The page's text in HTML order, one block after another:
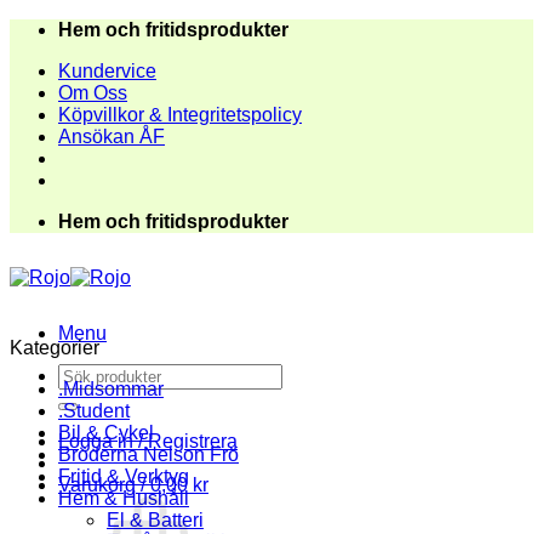
Skip
content
Hem och fritidsprodukter
Kundervice
Om Oss
Köpvillkor & Integritetspolicy
Ansökan ÅF
Hem och fritidsprodukter
Menu
Sök
efter:
Logga in / Registrera
Varukorg /0,00 kr
Kategorier
.Midsommar
.Student
Bil & Cykel
Bröderna Nelson Frö
Fritid & Verktyg
Hem & Hushåll
El & Batteri